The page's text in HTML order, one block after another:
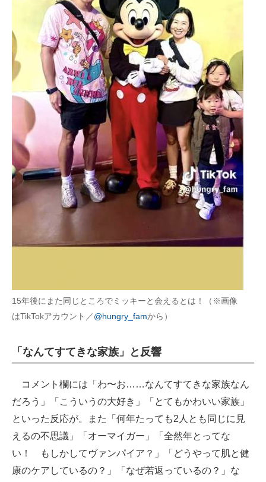
15年後にまた同じところでミッキーと会えるとは！（※画像
はTikTokアカウント／@hungry_famから）
「なんてすてきな家族」と反響
コメント欄には「わ〜お……なんてすてきな家族なん
だろう」「こういうの大好き」「とてもかわいい家族」
といった反応が。また「何年たっても2人とも同じに見
えるの不思議」「オーマイガー」「全然年とってな
い！ もしかしてヴァンパイア？」「どうやって肌と健
康のケアしているの？」「なぜ若返っているの？」な